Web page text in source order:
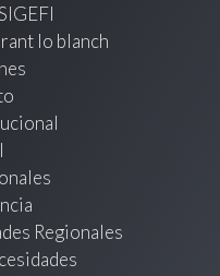
lo blanch
Regionales